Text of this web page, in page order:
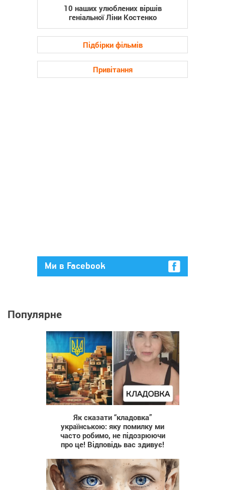
10 наших улюблених віршів
геніальної Ліни Костенко
Підбірки фільмів
Привітання
Ми в Facebook
Популярне
1 566
Як сказати “кладовка”
українською: яку помилку ми
часто робимо, не підозрюючи
про це! Відповідь вас здивує!